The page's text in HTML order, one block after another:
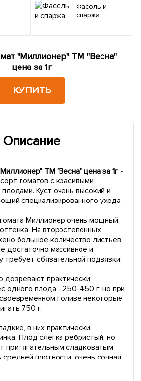
Фасоль и
спаржа
"Миллионер" ТМ "Весна"
цена за 1г
КУПИТЬ
Описание
ТМ "Весна" цена за 1г -
томатов с красивыми
Куст очень высокий и
специализированного ухода.
Миллионер очень мощный,
На второстепенных
большое количество листьев
достаточно массивное и
требует обязательной подвязки.
практически
одного плода - 250-450 г, но при
поливе некоторые
750 г.
в них практически
Плод слегка ребристый, но
притягательным сладковатым
плотности, очень сочная.